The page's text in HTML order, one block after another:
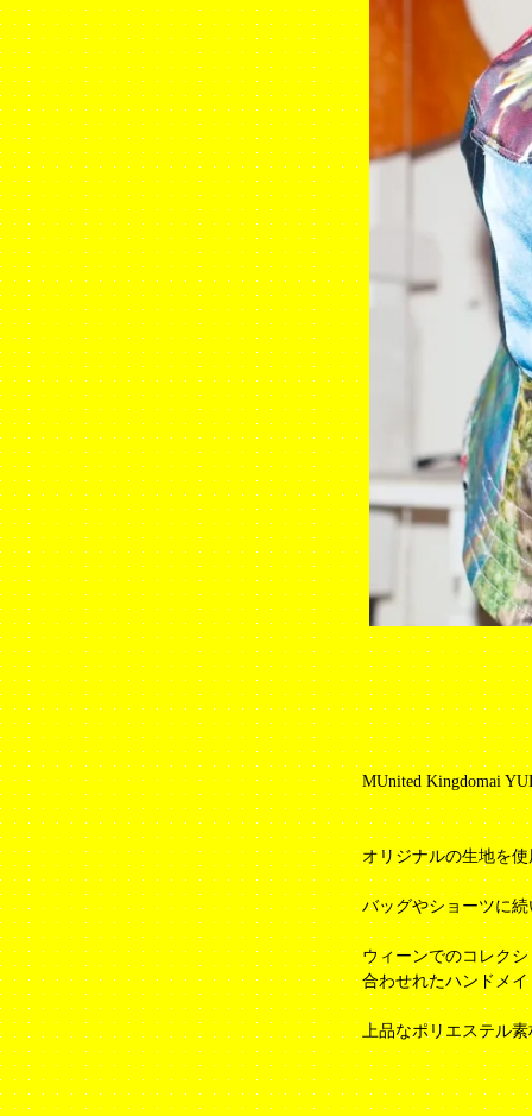
MUnited Kingdomai
オリジナルの生地を
バッグやショーツに
ウィーンでのコレク
合わせれたハンドメイ
上品なポリエステル